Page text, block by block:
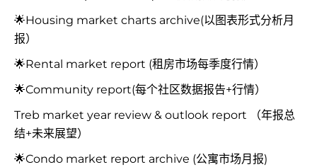
🌟Housing market charts archive(以图表形式分析月
报）
🌟Rental market report (租房市场每季度行情）
🌟Community report(每个社区数据报告+行情）
Treb market year review & outlook report （年报总
结+未来展望）
🌟Condo market report archive (公寓市场月报)